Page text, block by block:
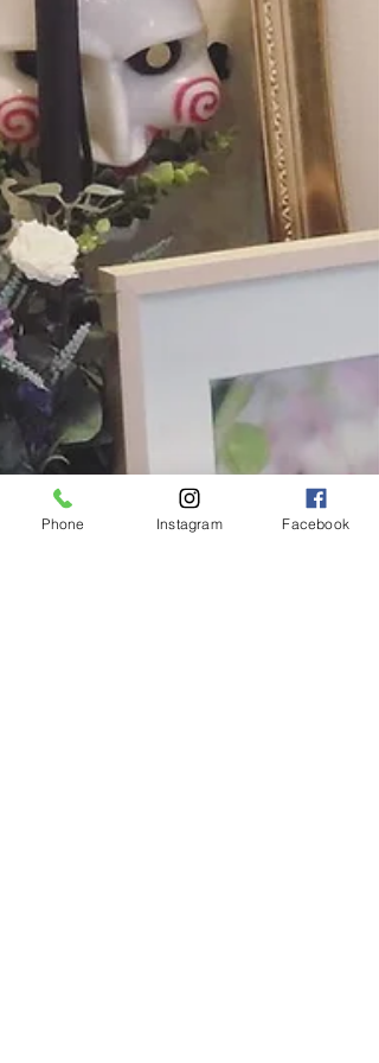
Phone Instagram Facebook